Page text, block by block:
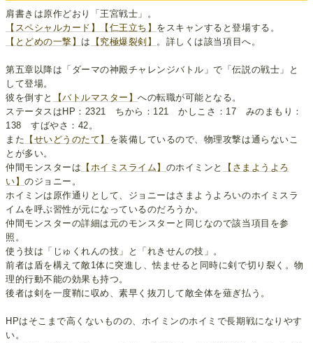
肩書きは原作どおり「王宮戦士」。
【スペシャルカード】
【仁王立ち】 をスキャンすると登場する。
【とどめの一撃】 は 【究極爆裂剣】 。詳しくは該当項目へ。
第五章以降は「ダーマの神殿チャレンジバトル」で「伝説の戦士」と
して登場。
彼を倒すと
【バトルマスター】への転職が可能となる。
ステータスはHP：2321 ちから：121 かしこさ：17 みのまもり：
138 すばやさ：42。
また 【せいどうのたて】 を装備しているので、物理攻撃は通らないこ
とが多い。
仲間モンスターは 【ホイミスライム】 のホイミンと
【さまようよろ
い】のジョニー。
ホイミンは原作通りとして、ジョニーはさまようよろいのホイミスラ
イムを呼ぶ習性が元になっているのだろうか。
仲間モンスターの詳細は元のモンスターと同じなので該当項目を参
照。
使う技は「じゅくれんの技」と「れきせんの技」。
前者は盾を構えて敵1体に突進し、怯ませると同時に剣で切り裂く。物
理的行動不能の効果も持つ。
後者は剣を一度鞘に収め、素早く抜刀して敵全体を薙ぎ払う。
HPはそこまで高くないものの、ホイミンのホイミで長期戦になりやす
い。